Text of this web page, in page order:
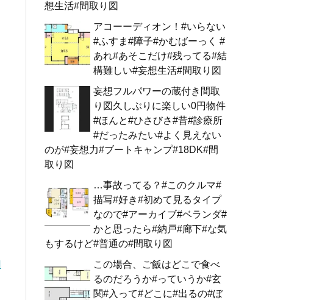
想生活#間取り図
アコーーディオン！#いらない
#ふすま#障子#かむばーっく #
あれ#あそこだけ#残ってる#結
構難しい#妄想生活#間取り図
妄想フルパワーの蔵付き間取
り図久しぶりに楽しい0円物件
#ほんと#ひさびさ#昔#診療所
#だったみたい#よく見えない
のが#妄想力#ブートキャンプ#18DK#間
取り図
…事故ってる？#このクルマ#
描写#好き#初めて見るタイプ
なので#アーカイブ#ベランダ#
かと思ったら#納戸#廊下#な気
もするけど#普通の#間取り図
この場合、ご飯はどこで食べ
るのだろうか#っていうか#玄
関#入って#どこに#出るの#ぼ